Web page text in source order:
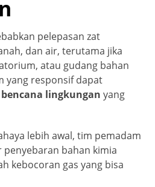
pelepasan zat
dan air, terutama jika
atau gudang bahan
yang responsif dapat
bencana lingkungan yang
lebih awal, tim pemadam
bahan kimia
kebocoran gas yang bisa